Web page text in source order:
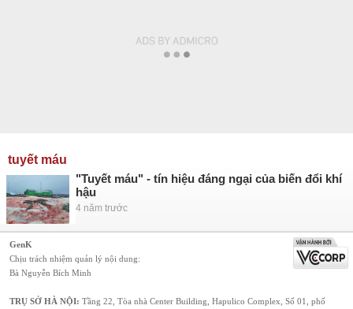
tuyết máu
"Tuyết máu" - tín hiệu đáng ngại của biến đổi khí
hậu
4 năm trước
GenK
Chịu trách nhiệm quản lý nội dung:
Bà Nguyễn Bích Minh
TRỤ SỞ HÀ NỘI: Tầng 22, Tòa nhà Center Building, Hapulico Complex, Số 01, phố